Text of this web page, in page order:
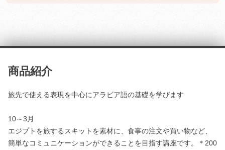
商品紹介
旅先で使える表現を中心にアラビア語の基礎を学びます
10～3月
エジプトを旅するスキットを素材に、食事の注文や買い物など、
簡単なコミュニケーションができることを目指す講座です。＊200